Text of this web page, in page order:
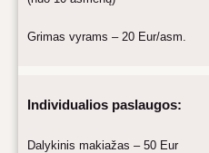
Grimas vyrams – 20 Eur/asm.
Individualios paslaugos:
Dalykinis makiažas – 50 Eur